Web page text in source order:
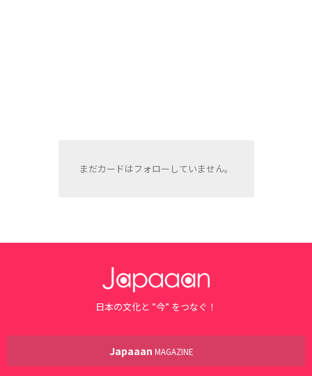
まだカードはフォローしていません。
日本の文化と ”今” をつなぐ！
Japaaan MAGAZINE